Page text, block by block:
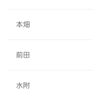
本畑
前田
水附